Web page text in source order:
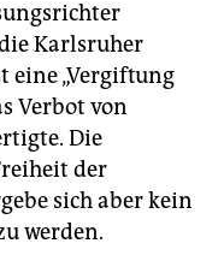
Karlsruher
eine „Vergiftung
Verbot von
Die
der
sich aber kein
werden.